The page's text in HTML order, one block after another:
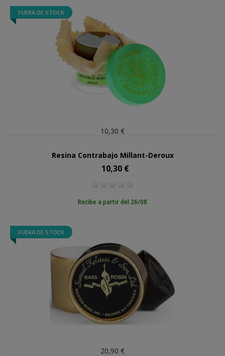
FUERA DE STOCK
10,30 €
Resina Contrabajo Millant-Deroux
Precio
10,30 €
Recibe a partir del 26/08
FUERA DE STOCK
20,90 €